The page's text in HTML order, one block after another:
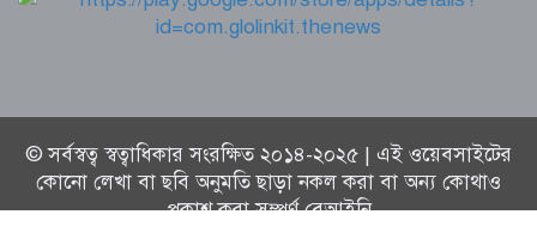
© সর্বস্বত্ব স্বত্বাধিকার সংরক্ষিত ২০১৪-২০২৫ | এই ওয়েবসাইটের
কোনো লেখা বা ছবি অনুমতি ছাড়া নকল করা বা অন্য কোথাও
প্রকাশ করা সম্পূর্ণ বেআইনি